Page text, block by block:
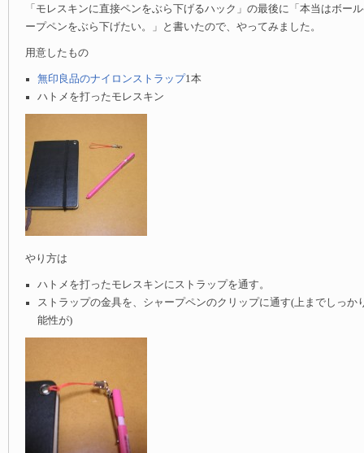
「モレスキンに直接ペンをぶら下げるハック」の最後に「本当はボー
ープペンをぶら下げたい。」と書いたので、やってみました。
用意したもの
無印良品のナイロンストラップ1本
ハトメを打ったモレスキン
やり方は
ハトメを打ったモレスキンにストラップを通す。
ストラップの金具を、シャープペンのクリップに通す(上までしっか
能性が)